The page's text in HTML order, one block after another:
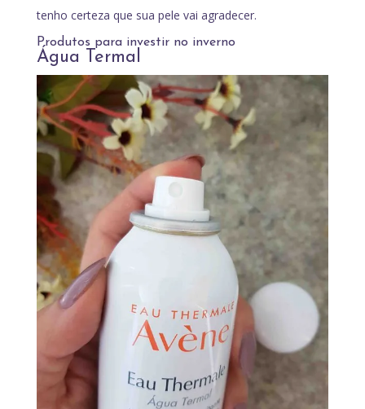
tenho certeza que sua pele vai agradecer.
Produtos para investir no inverno
Água Termal